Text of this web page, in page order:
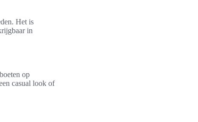
Het is
in
op
casual look of